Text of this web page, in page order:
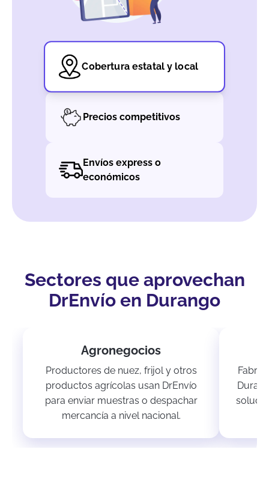
Cobertura estatal y local
Precios competitivos
Envíos express o
económicos
Sectores que aprovechan
DrEnvío en Durango
Agronegocios
Productores de nuez, frijol y otros
productos agrícolas usan DrEnvío
para enviar muestras o despachar
mercancía a nivel nacional.